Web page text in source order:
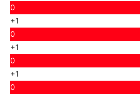
0
+1
0
+1
0
+1
0